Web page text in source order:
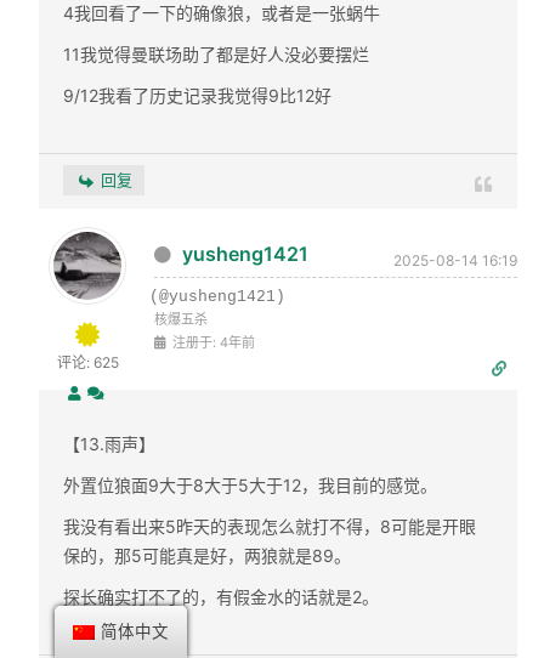
4我回看了一下的确像狼，或者是一张蜗牛
11我觉得曼联场助了都是好人没必要摆烂
9/12我看了历史记录我觉得9比12好
回复
评论: 625
yusheng1421
2025-08-14 16:19
(@yusheng1421)
核爆五杀
注册于: 4年前
【13.雨声】
外置位狼面9大于8大于5大于12，我目前的感觉。
我没有看出来5昨天的表现怎么就打不得，8可能是开眼
保的，那5可能真是好，两狼就是89。
探长确实打不了的，有假金水的话就是2。
简体中文